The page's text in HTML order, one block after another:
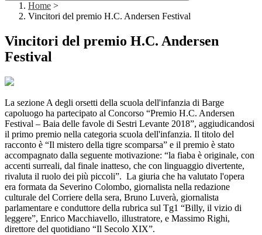
Home >
Vincitori del premio H.C. Andersen Festival
Vincitori del premio H.C. Andersen
Festival
La sezione A degli orsetti della scuola dell'infanzia di Barge
capoluogo ha partecipato al Concorso “Premio H.C. Andersen
Festival – Baia delle favole di Sestri Levante 2018”, aggiudicandosi
il primo premio nella categoria scuola dell'infanzia. Il titolo del
racconto è “Il mistero della tigre scomparsa” e il premio è stato
accompagnato dalla seguente motivazione: “la fiaba è originale, con
accenti surreali, dal finale inatteso, che con linguaggio divertente,
rivaluta il ruolo dei più piccoli”. La giuria che ha valutato l'opera
era formata da Severino Colombo, giornalista nella redazione
culturale del Corriere della sera, Bruno Luverà, giornalista
parlamentare e conduttore della rubrica sul Tg1 “Billy, il vizio di
leggere”, Enrico Macchiavello, illustratore, e Massimo Righi,
direttore del quotidiano “Il Secolo XIX”.